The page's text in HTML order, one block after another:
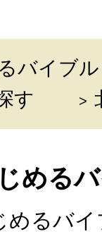
バイブル
す
める
めるバ